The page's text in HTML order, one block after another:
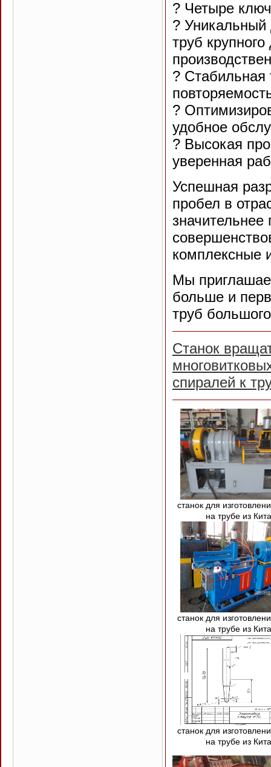
? Четыре
?
труб
?
?
удобное
? Высокая
уверенная
Успешная
пробел в
комплексные
Мы
больше и
труб
Станок
спиралей к
станок для
на трубе из
станок для
на трубе из
станок для
на трубе из